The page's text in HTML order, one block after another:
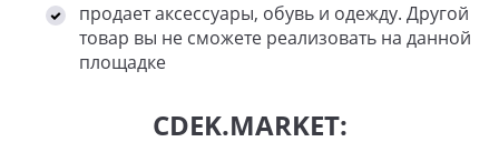
продает аксессуары, обувь и одежду. Другой
товар вы не сможете реализовать на данной
площадке
CDEK.MARKET: